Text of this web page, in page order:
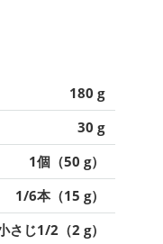
180 g
30 g
1個（50 g）
1/6本（15 g）
さじ1/2（2 g）